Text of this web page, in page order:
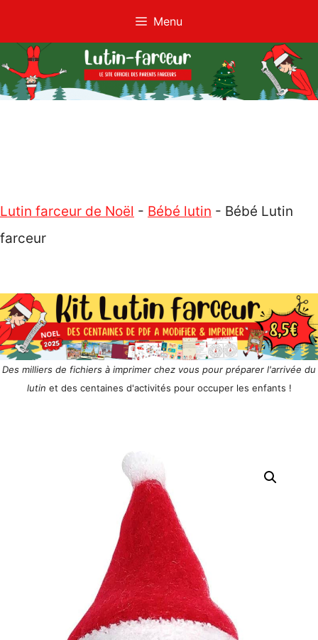
au
contenu
Menu
Lutin farceur de Noël - Bébé lutin - Bébé Lutin
farceur
Des milliers de fichiers à imprimer chez vous pour préparer l'arrivée du
lutin et des centaines d'activités pour occuper les enfants !